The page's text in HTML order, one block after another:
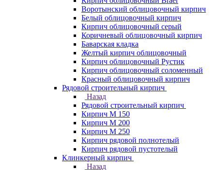
Воротынский облицовочный кирпич
Белый облицовочный кирпич
Кирпич облицовочный серый
Коричневый облицовочный кирпич
Баварская кладка
Желтый кирпич облицовочный
Кирпич облицовочный Рустик
Кирпич облицовочный соломенный
Красный облицовочный кирпич
Рядовой строительный кирпич
Назад
Рядовой строительный кирпич
Кирпич М 150
Кирпич М 200
Кирпич М 250
Кирпич рядовой полнотелый
Кирпич рядовой пустотелый
Клинкерный кирпич
Назад